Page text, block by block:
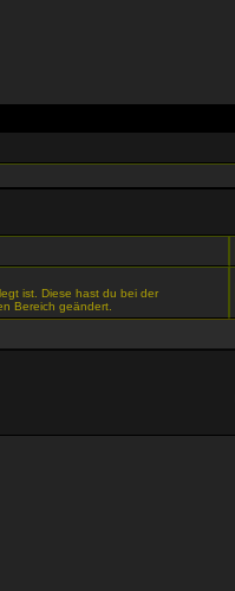
ist. Diese hast du bei der
Bereich geändert.